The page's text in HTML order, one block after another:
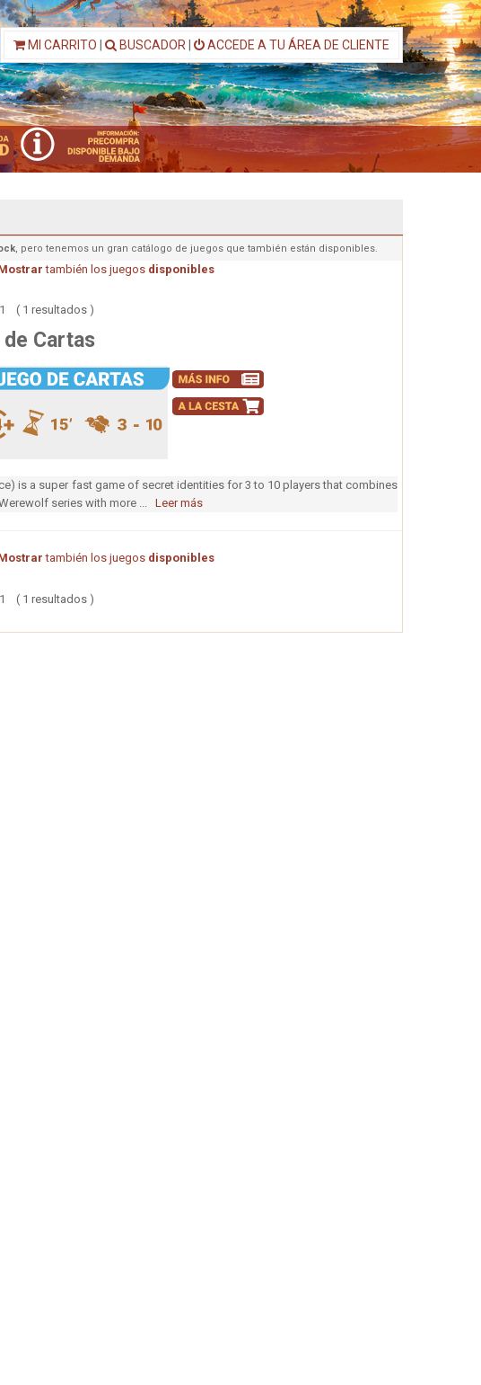
MI CARRITO BUSCADOR ACCEDE A TU ÁREA DE CLIENTE
, pero tenemos un gran catálogo de juegos que también están disponibles.
también los juegos disponibles
1 ( 1 resultados )
Cartas
is a super fast game of secret identities for 3 to 10 players that combines
series with more ... Leer más
también los juegos disponibles
1 ( 1 resultados )